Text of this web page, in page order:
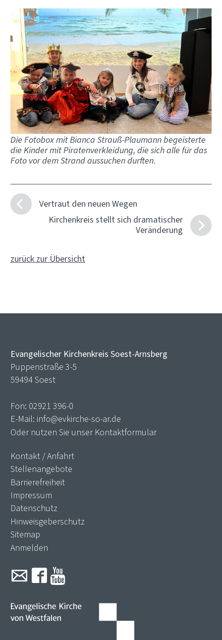
Die Fotobox mit Bianca Strauß-Plaumann begeisterte
die Kinder mit Piratenverkleidung, die sich alle für das
Foto vor dem Strand aussuchen durften.
Vertraut den neuen Wegen
Kirchenkreis stellt sich dramatischer
Veränderung
zurück zur Übersicht
Evangelischer Kirchenkreis Soest-Arnsberg
Puppenstraße 3-5
59494 Soest
Fon: 02921 396-0
E-Mail: info@evkirche-so-ar.de
Oder nutzen Sie unser Kontaktformular
Kontakt / Anfahrt
Stellenangebote
Barrierefreiheit
Impressum
Datenschutz
Hinweisgeberschutz
Sitemap
Anmelden